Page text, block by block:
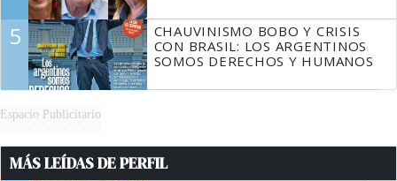
5
CHAUVINISMO BOBO Y CRISIS
CON BRASIL: LOS ARGENTINOS
SOMOS DERECHOS Y HUMANOS
Espacio Publicitario
MÁS LEÍDAS DE PERFIL